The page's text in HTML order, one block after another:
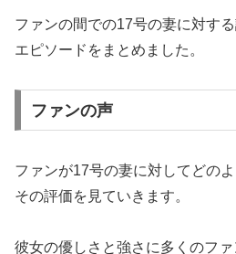
ファンの間での17号の妻に対す
エピソードをまとめました。
ファンの声
ファンが17号の妻に対してどの
その評価を見ていきます。
彼女の優しさと強さに多くのフ